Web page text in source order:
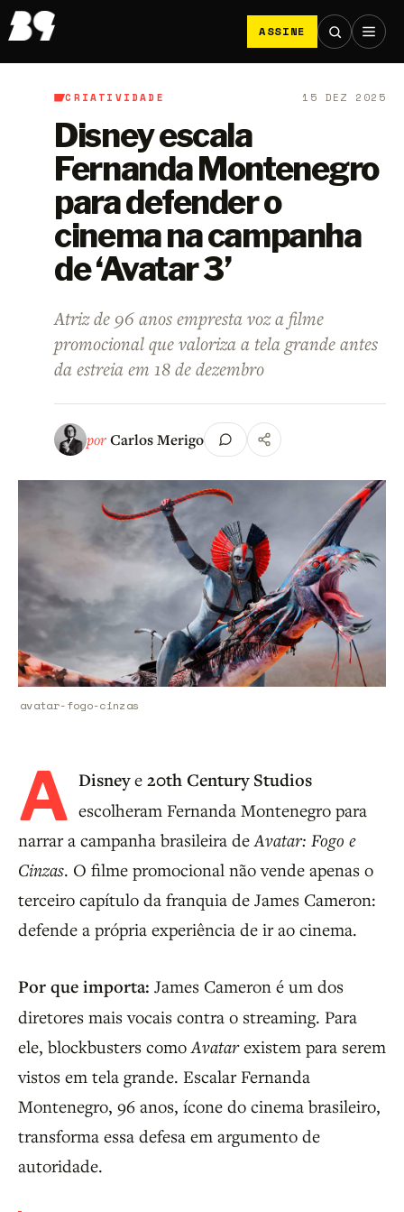
ASSINE
B9/Criatividade
CRIATIVIDADE 15 DEZ 2025
Disney escala
Fernanda Montenegro
para defender o
cinema na campanha
de ‘Avatar 3’
Atriz de 96 anos empresta voz a filme
promocional que valoriza a tela grande antes
da estreia em 18 de dezembro
porCarlos Merigo
avatar-fogo-cinzas
A Disneye 20th Century Studios
escolheram Fernanda Montenegro para
narrar a campanha brasileira deAvatar: Fogo e
Cinzas. O filme promocional não vende apenas o
terceiro capítulo da franquia de James Cameron:
defende a própria experiência de ir ao cinema.
Por que importa: James Cameron é um dos
diretores mais vocais contra o streaming. Para
ele, blockbusters comoAvatarexistem para serem
vistos em tela grande. Escalar Fernanda
Montenegro, 96 anos, ícone do cinema brasileiro,
transforma essa defesa em argumento de
autoridade.